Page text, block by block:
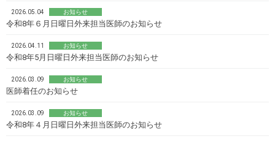
2026.05.04 お知らせ
令和8年６月日曜日外来担当医師のお知らせ
2026.04.11 お知らせ
令和8年5月日曜日外来担当医師のお知らせ
2026.03.09 お知らせ
医師着任のお知らせ
2026.03.09 お知らせ
令和8年４月日曜日外来担当医師のお知らせ